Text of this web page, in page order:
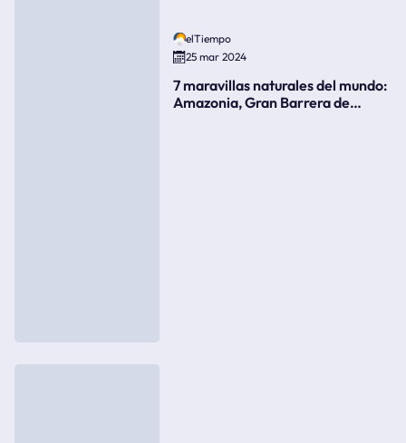
elTiempo
25 mar 2024
7 maravillas naturales del mundo:
Amazonia, Gran Barrera de